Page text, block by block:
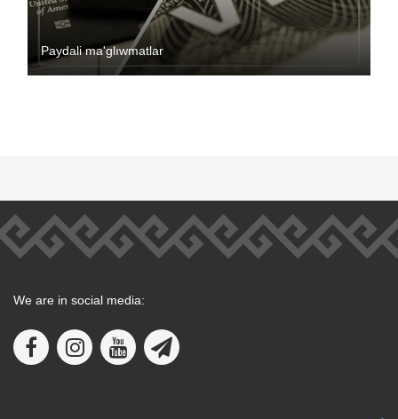
Paydali ma'glıwmatlar
We are in social media: